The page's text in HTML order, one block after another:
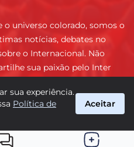
universo colorado, somos o
notícias, debates no
o Internacional. Não
sua paixão pelo Inter
rumo às vitórias!
sua experiência.
Política de
Aceitar